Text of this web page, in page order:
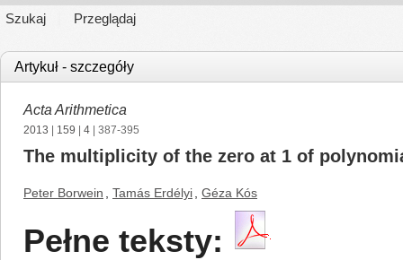
Szukaj Przeglądaj
Artykuł - szczegóły
Acta Arithmetica
2013 159 4 | 387-395
The multiplicity of the zero at 1 of
Peter Borwein Tamás Erdélyi Géza Kós
Pełne teksty: